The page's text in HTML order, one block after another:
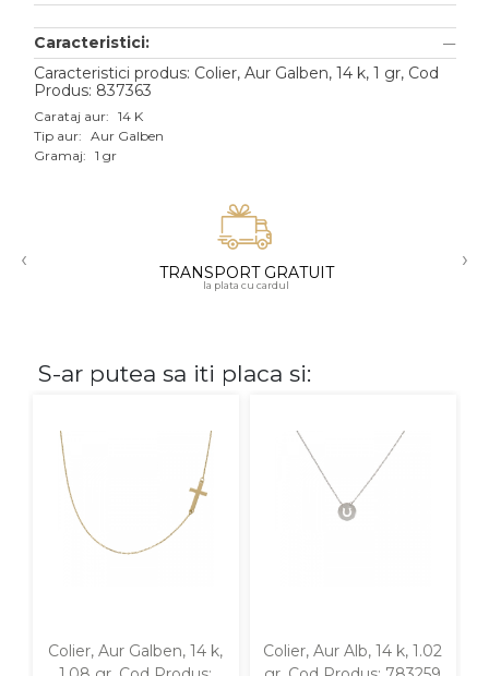
Aur galben
Aur alb
Aur roz
Aur mixt
18K
Cu pietre
Diamante
Caracteristici:
Caracteristici produs: Colier, Aur Galben, 14 k, 1 gr, Cod
Produs: 837363
Carataj aur: 14 K
Tip aur: Aur Galben
Gramaj: 1 gr
‹ TRANSPORT GRATUIT
la plata cu cardul
›
S-ar putea sa iti placa si:
Colier, Aur Galben, 14 k,
Colier, Aur Alb, 14 k, 1.02